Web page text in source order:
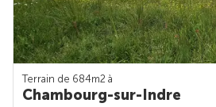
Terrain de 684m2 à
Chambourg-sur-Indre